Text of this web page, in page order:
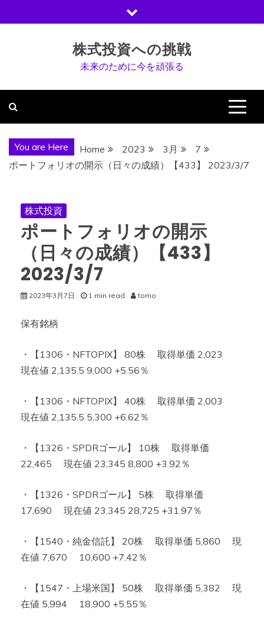
to
株式投資への挑戦
未来のために今を頑張る
You are Here Home 2023 3月
7
ポートフォリオの開示（日々の成績）【433】 2023/3/7
株式投資
ポートフォリオの開示
（日々の成績）【433】
2023/3/7
2023年3月7日 1 min read tomo
保有銘柄
・【1306・NFTOPIX】 80株 取得単価 2,023
現在値 2,135.5 9,000 +5.56％
・【1306・NFTOPIX】 40株 取得単価 2,003
現在値 2,135.5 5,300 +6.62％
・【1326・SPDRゴール】 10株 取得単価
22,465 現在値 23,345 8,800 +3.92％
・【1326・SPDRゴール】 5株 取得単価
17,690 現在値 23,345 28,725 +31.97％
・【1540・純金信託】 20株 取得単価 5,860 現
在値 7,670 10,600 +7.42％
・【1547・上場米国】 50株 取得単価 5,382 現
在値 5,994 18,900 +5.55％